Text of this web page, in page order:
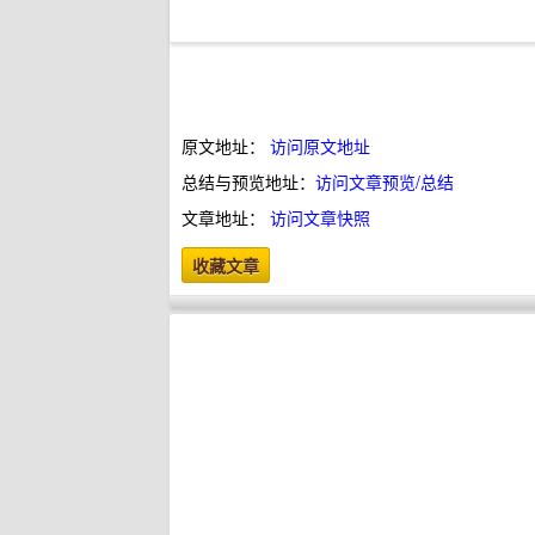
原文地址： 访问原文地址
总结与预览地址： 访问文章预览/总结
文章地址： 访问文章快照